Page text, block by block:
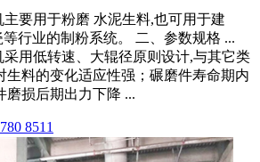
要用于粉磨 水泥生料,也可用于建
行业的制粉系统。 二、参数规格 ...
用低转速、大辊径原则设计,与其它类
生料的变化适应性强；碾磨件寿命期内
磨损后期出力下降 ...
8511